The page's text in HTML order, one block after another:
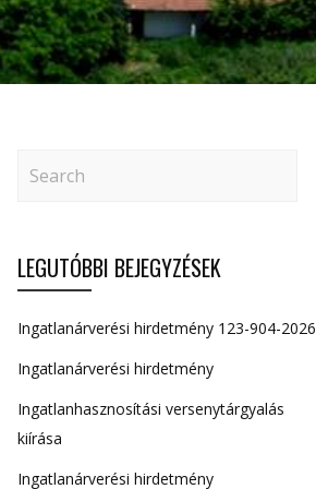
LEGUTÓBBI BEJEGYZÉSEK
Ingatlanárverési hirdetmény 123-904-2026
Ingatlanárverési hirdetmény
Ingatlanhasznosítási versenytárgyalás
kiírása
Ingatlanárverési hirdetmény